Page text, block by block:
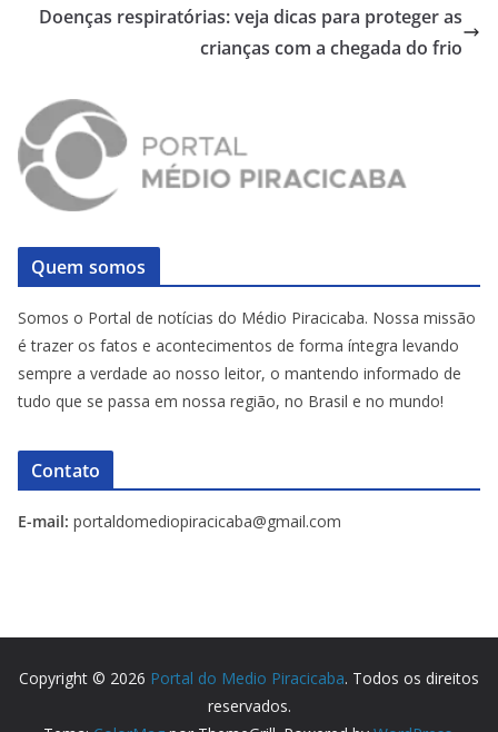
Doenças respiratórias: veja dicas para proteger as
crianças com a chegada do frio
Quem somos
Somos o Portal de notícias do Médio Piracicaba. Nossa missão
é trazer os fatos e acontecimentos de forma íntegra levando
sempre a verdade ao nosso leitor, o mantendo informado de
tudo que se passa em nossa região, no Brasil e no mundo!
Contato
E-mail: portaldomediopiracicaba@gmail.com
Copyright © 2026 Portal do Medio Piracicaba. Todos os direitos
reservados.